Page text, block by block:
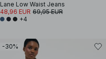
Lane Low Waist Jeans
48,96 EUR 69,95 EUR
+4
-30%